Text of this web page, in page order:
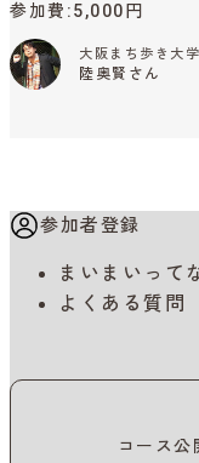
参加費 5,000円
大阪まち歩き大
陸奥賢さん
参加者登録
まいまいって
よくある質問
コース